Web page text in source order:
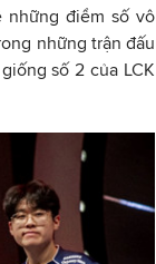
những điểm số vô
những trận đấu
số 2 của LCK